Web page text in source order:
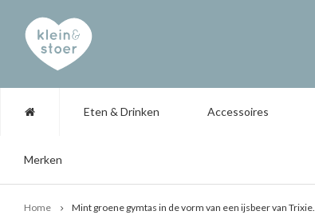
Eten & Drinken Accessoires
Merken
Home Mint groene gymtas in de vorm van een ijsbeer van Trixie.